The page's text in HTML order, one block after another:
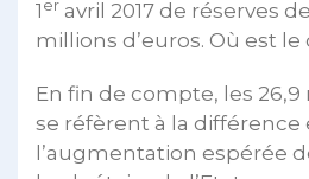
1 er avril 2017 de réserves
millions d’euros. Où est le
En fin de compte, les 26,9
se réfèrent à la différence
l’augmentation espérée